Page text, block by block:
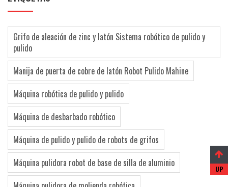
Grifo de aleación de zinc y latón Sistema robótico de pulido y
pulido
Manija de puerta de cobre de latón Robot Pulido Mahine
Máquina robótica de pulido y pulido
Máquina de desbarbado robótico
Máquina de pulido y pulido de robots de grifos
Máquina pulidora robot de base de silla de aluminio